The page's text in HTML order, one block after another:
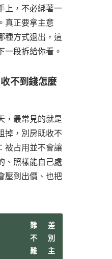
上，不必綁著一
真正要拿主意
種方式退出，這
一段拆給你看。
不到錢怎麼
，最常見的就是
掉，別房既收不
被占用並不會讓
、照樣能自己處
壓到出價、也把
難
不
難
差
別
主